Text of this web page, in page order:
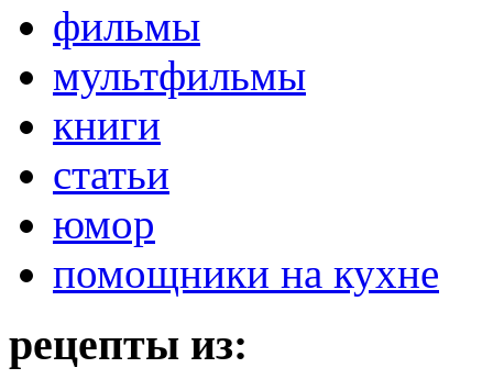
фильмы
мультфильмы
книги
статьи
юмор
помощники на кухне
рецепты из: